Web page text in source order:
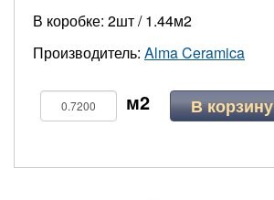
В коробке: 2шт / 1.44м2
Производитель: Alma Ceramica
В корзину